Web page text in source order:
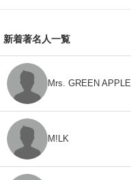
新着著名人一覧
Mrs. GREEN APPLE
M!LK